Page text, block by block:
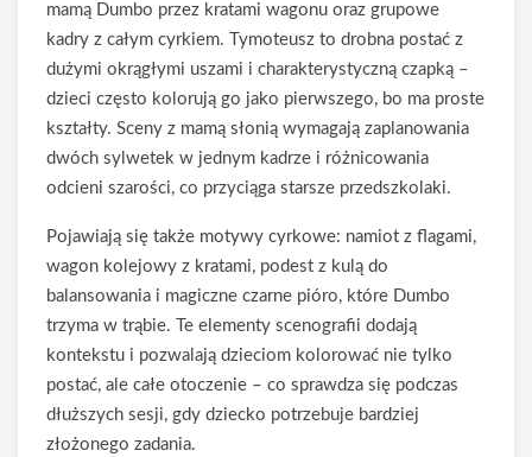
mamą Dumbo przez kratami wagonu oraz grupowe
kadry z całym cyrkiem. Tymoteusz to drobna postać z
dużymi okrągłymi uszami i charakterystyczną czapką –
dzieci często kolorują go jako pierwszego, bo ma proste
kształty. Sceny z mamą słonią wymagają zaplanowania
dwóch sylwetek w jednym kadrze i różnicowania
odcieni szarości, co przyciąga starsze przedszkolaki.
Pojawiają się także motywy cyrkowe: namiot z flagami,
wagon kolejowy z kratami, podest z kulą do
balansowania i magiczne czarne pióro, które Dumbo
trzyma w trąbie. Te elementy scenografii dodają
kontekstu i pozwalają dzieciom kolorować nie tylko
postać, ale całe otoczenie – co sprawdza się podczas
dłuższych sesji, gdy dziecko potrzebuje bardziej
złożonego zadania.